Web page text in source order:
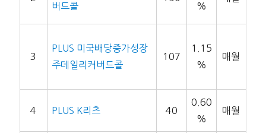
버드콜
%
3
PLUS 미국배당증가성장
주데일리커버드콜
107
1.15
%
매월
4 PLUS K리츠 40
0.60
%
매월